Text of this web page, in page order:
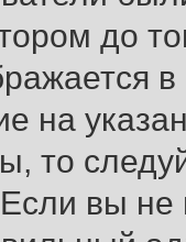
до
на
то
вы